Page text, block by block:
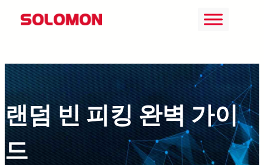
로
바
로
가
기
랜덤 빈 피킹 완벽 가이
드